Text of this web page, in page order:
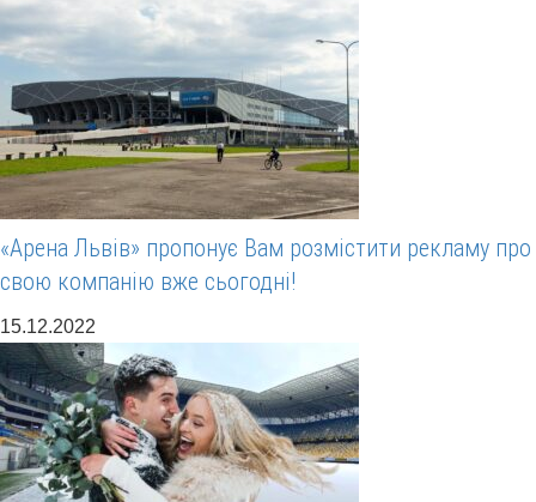
«Арена Львів» пропонує Вам розмістити рекламу про
свою компанію вже сьогодні!
15.12.2022